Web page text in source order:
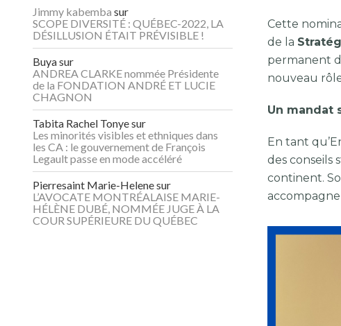
Cette
de la
permanent
nouveau
Un mandat
En tant
des conseils
continent.
Jimmy kabemba sur
SCOPE DIVERSITÉ : QUÉBEC-2022, LA
DÉSILLUSION ÉTAIT PRÉVISIBLE !
Buyasur
ANDREA CLARKE nommée Présidente
de la FONDATION ANDRÉ ET LUCIE
CHAGNON
Tabita Rachel Tonyesur
Les minorités visibles et ethniques dans
les CA : le gouvernement de François
Legault passe en mode accéléré
Pierresaint Marie-Helenesur
L’AVOCATE MONTRÉALAISE MARIE-
HÉLÈNE DUBÉ, NOMMÉE JUGE À LA
COUR SUPÉRIEURE DU QUÉBEC